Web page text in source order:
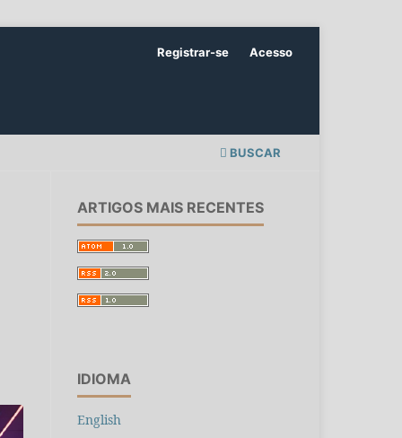
BUSCAR
Registrar-se Acesso
ARTIGOS MAIS RECENTES
IDIOMA
English